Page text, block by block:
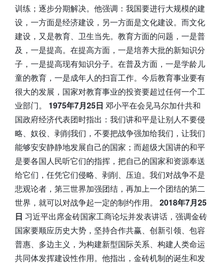
训练；逐步分期解决。他强调：我国要进行大规模的建
设，一方面是经济建设，另一方面是文化建设。而文化
建设，又是教育、卫生当先。教育方面的问题，一是普
及，一是提高。在提高方面，一是培养大批的新知识分
子，一是提高现有知识分子。在普及方面，一是学龄儿
童的教育，一是成年人的扫盲工作。今后教育事业要有
很大的发展，国家对教育事业的投资要超过任何一个工
业部门。 1975年7月25日 邓小平在会见马尔加什共和
国政府经济代表团时指出：我们讲和平是让别人不要侵
略、奴役、剥削我们，不要把战争强加给我们，让我们
能够安安静静地发展自己的国家；而超级大国讲的和平
是要各国人民听它们的指挥，把自己的国家和资源奉送
给它们，任凭它们侵略、剥削、压迫。我们对战争不是
悲观论者，第三世界加强团结，再加上一个团结的第二
世界，就可以对战争起一定的制约作用。 2018年7月25
日 习近平出席金砖国家工商论坛并发表讲话，强调金砖
国家要顺应历史大势，坚持合作共赢、创新引领、包容
普惠、多边主义，为构建新型国际关系、构建人类命运
共同体发挥建设性作用。他指出，金砖机制的诞生和发